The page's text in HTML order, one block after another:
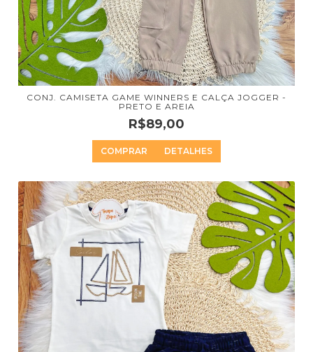
CONJ. CAMISETA GAME WINNERS E CALÇA JOGGER -
PRETO E AREIA
R$89,00
COMPRAR DETALHES